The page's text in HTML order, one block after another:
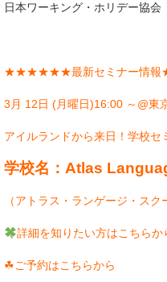
日本ワーキング・ホリデー協
★★★★★★最新セミナー情
3月 12日 (月曜日)16:00 ～@東
アイルランドから来日！学校セ
学校名： Atlas
（アトラス・ランゲージ・スク
詳細を知りたい方はこちらか
☘ご予約はこちらから